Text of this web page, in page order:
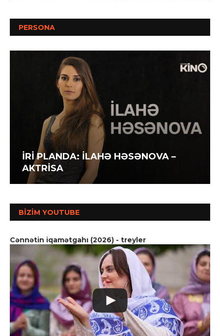
PERSONA
İRİ PLANDA: İLAHƏ HƏSƏNOVA –
AKTRİSA
BIZIM YOUTUBE
Cənnətin iqamətgahı (2026) - treyler